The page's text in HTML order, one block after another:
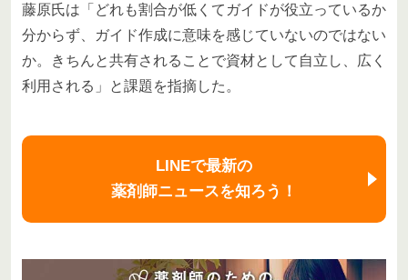
藤原氏は「どれも割合が低くてガイドが役立っているか
分からず、ガイド作成に意味を感じていないのではない
か。きちんと共有されることで資材として自立し、広く
利用される」と課題を指摘した。
LINEで最新の
薬剤師ニュースを知ろう！